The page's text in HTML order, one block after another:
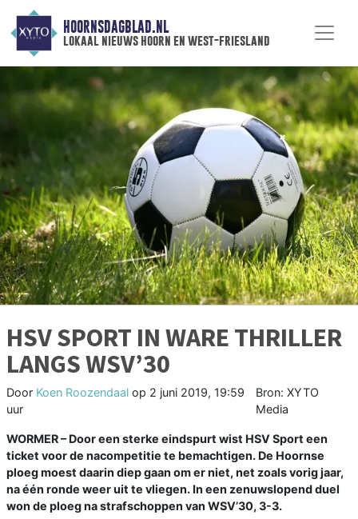
HOORNSDAGBLAD.NL
lokaal nieuws hoorn en west-friesland
HSV SPORT IN WARE THRILLER
LANGS WSV’30
Door Koen Roozendaal op 2 juni 2019, 19:59
uur
Bron: XYTO
Media
WORMER – Door een sterke eindspurt wist HSV Sport een
ticket voor de nacompetitie te bemachtigen. De Hoornse
ploeg moest daarin diep gaan om er niet, net zoals vorig jaar,
na één ronde weer uit te vliegen. In een zenuwslopend duel
won de ploeg na strafschoppen van WSV’30, 3-3.